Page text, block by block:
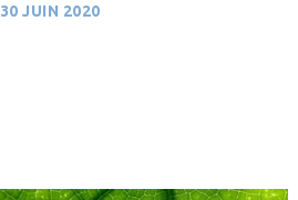
30 JUIN 2020